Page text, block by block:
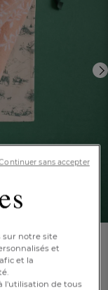
sur notre site
et
et la
l'utilisation de tous
sans accepter